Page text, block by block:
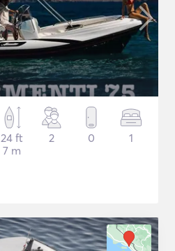
24 ft
7 m
2 0 1